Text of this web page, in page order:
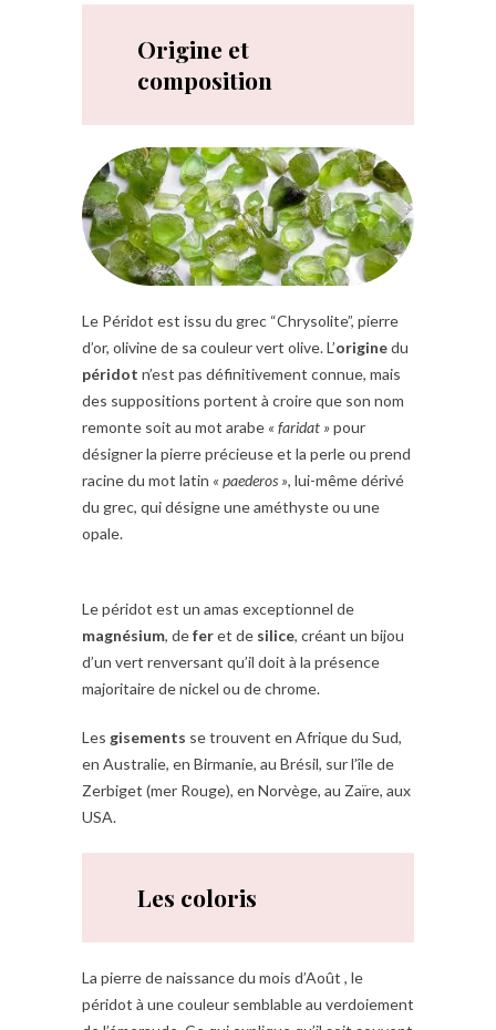
Origine et
composition
Le Péridot est issu du grec “Chrysolite”, pierre
d’or, olivine de sa couleur vert olive. L’originedu
péridot n’est pas définitivement connue, mais
des suppositions portent à croire que son nom
remonte soit au mot arabe « faridat »pour
désigner la pierre précieuse et la perle ou prend
racine du mot latin « paederos », lui-même dérivé
du grec, qui désigne une améthyste ou une
opale.
Le péridot est un amas exceptionnel de
magnésium, deferet de silice, créant un bijou
d’un vert renversant qu’il doit à la présence
majoritaire de nickel ou de chrome.
Les gisements se trouvent en Afrique du Sud,
en Australie, en Birmanie, au Brésil, sur l’île de
Zerbiget (mer Rouge), en Norvège, au Zaïre, aux
USA.
Les coloris
La pierre de naissance du mois d’Août , le
péridot à une couleur semblable au verdoiement